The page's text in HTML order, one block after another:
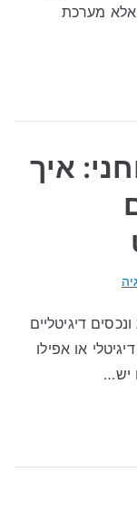
אלא מערכת
איך
דיגיטליים
או אפילו
יש…